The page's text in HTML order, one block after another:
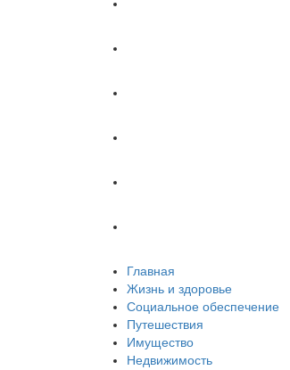
Главная
Жизнь и здоровье
Социальное обеспечение
Путешествия
Имущество
Недвижимость